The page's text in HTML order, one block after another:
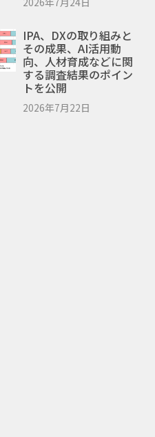
IPA、DXの取り組みと
その成果、AI活用動
向、人材育成などに関
する調査結果のポイン
トを公開
2026年7月22日